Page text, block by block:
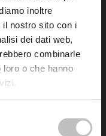
inoltre
il nostro sito con i
dei dati web,
combinarle
o che hanno
Carlo